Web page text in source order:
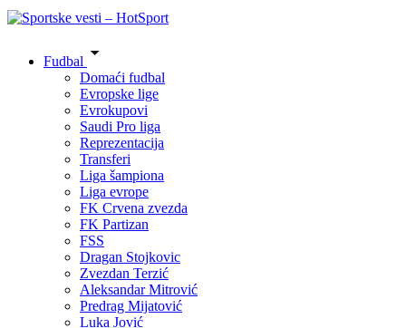
Fudbal
Domaći fudbal
Evropske lige
Evrokupovi
Saudi Pro liga
Reprezentacija
Transferi
Liga šampiona
Liga evrope
FK Crvena zvezda
FK Partizan
FSS
Dragan Stojkovic
Zvezdan Terzić
Aleksandar Mitrović
Predrag Mijatović
Luka Jović